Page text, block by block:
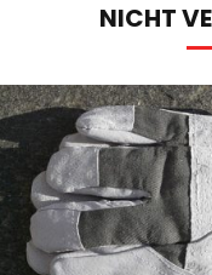
NICHT